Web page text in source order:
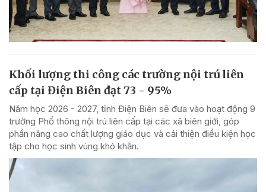
Khối lượng thi công các trường nội trú liên
cấp tại Điện Biên đạt 73 - 95%
Năm học 2026 - 2027, tỉnh Điện Biên sẽ đưa vào hoạt động 9
trường Phổ thông nội trú liên cấp tại các xã biên giới, góp
phần nâng cao chất lượng giáo dục và cải thiện điều kiện học
tập cho học sinh vùng khó khăn.